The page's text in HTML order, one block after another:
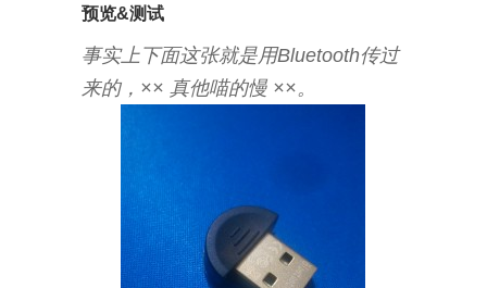
预览&测试
事实上下面这张就是用Bluetooth传过
来的，×× 真他喵的慢 ××。